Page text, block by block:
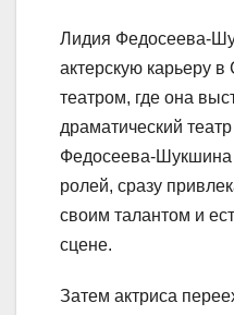
Лидия Федосеева-
актерскую карьеру
театром, где она
драматический
Федосеева-Шукшина
ролей, сразу
своим талантом и
сцене.
Затем актриса